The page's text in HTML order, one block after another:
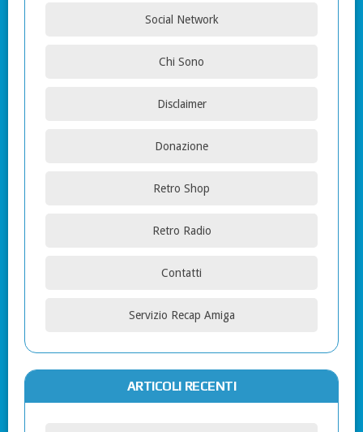
Social Network
Chi Sono
Disclaimer
Donazione
Retro Shop
Retro Radio
Contatti
Servizio Recap Amiga
ARTICOLI RECENTI